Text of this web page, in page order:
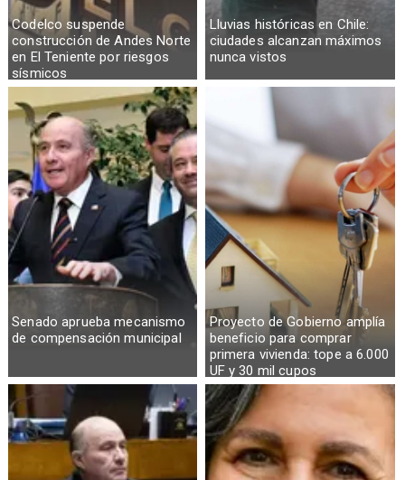
Codelco suspende
construcción de Andes Norte
en El Teniente por riesgos
sísmicos
Lluvias históricas en Chile:
ciudades alcanzan máximos
nunca vistos
Senado aprueba mecanismo
de compensación municipal
Proyecto de Gobierno amplía
beneficio para comprar
primera vivienda: tope a 6.000
UF y 30 mil cupos